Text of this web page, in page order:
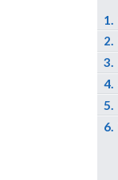
1.
2.
3.
4.
5.
6.